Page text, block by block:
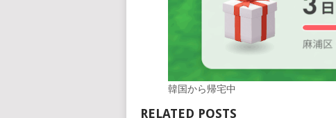
韓国から帰宅中
RELATED POSTS